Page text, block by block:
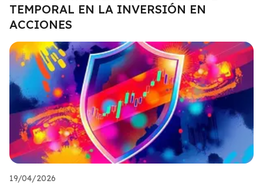
TEMPORAL EN LA INVERSIÓN EN
ACCIONES
19/04/2026